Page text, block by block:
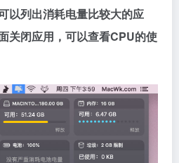
以列出消耗电量比较大的应
关闭应用，可以查看CPU的使